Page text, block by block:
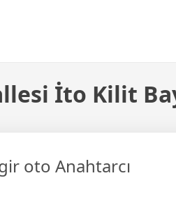
İto Kilit
oto Anahtarcı